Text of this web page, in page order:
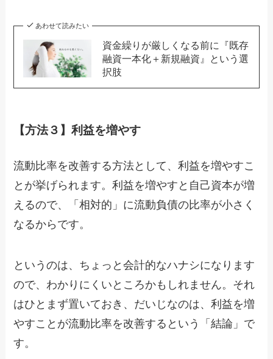
あわせて読みたい
資金繰りが厳しくなる前に『既存
融資一本化＋新規融資』という選
択肢
【方法３】利益を増やす
流動比率を改善する方法として、利益を増やすこ
とが挙げられます。利益を増やすと自己資本が増
えるので、「相対的」に流動負債の比率が小さく
なるからです。
というのは、ちょっと会計的なハナシになります
ので、わかりにくいところかもしれません。それ
はひとまず置いておき、だいじなのは、利益を増
やすことが流動比率を改善するという「結論」で
す。